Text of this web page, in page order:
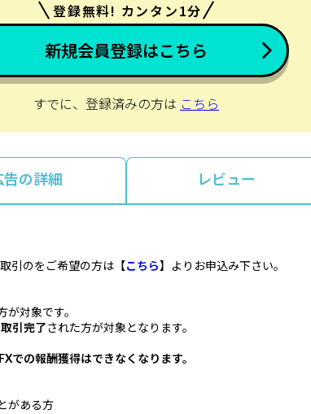
登録無料! カンタン1分
新規会員登録はこちら
すでに、登録済みの方は こちら
告の詳細 レビュー
引のをご希望の方は【 こちら 】よりお申込み下さい。
が対象です。
引完了 された方が対象となります。
での報酬獲得はできなくなります。
がある方